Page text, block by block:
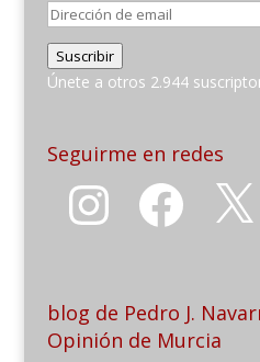
Dirección
de
email
Suscribir
Únete a otros 2.944
Seguirme en redes
Instagram Facebook
blog de Pedro J.
Opinión de Murcia